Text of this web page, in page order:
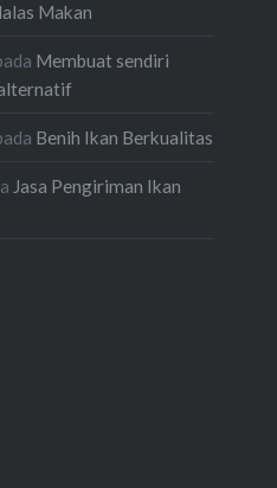
Makan
Membuat sendiri
Benih Ikan Berkualitas
Jasa Pengiriman Ikan